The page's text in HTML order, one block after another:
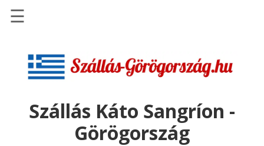
Szállások
Repülőjegy
pénzvisszatérítéssel
☰
Szállás Káto Sangríon -
Görögország